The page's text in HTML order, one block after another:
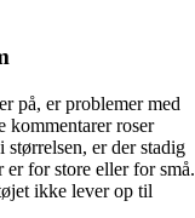
på, er problemer med
kommentarer roser
størrelsen, er der stadig
er for store eller for små.
ikke lever op til